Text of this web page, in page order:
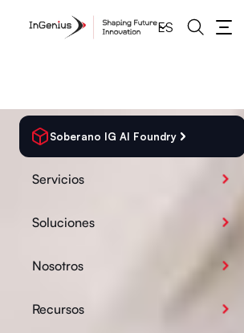
ES
Soberano IG AI Foundry
Servicios
Soluciones
Nosotros
Recursos